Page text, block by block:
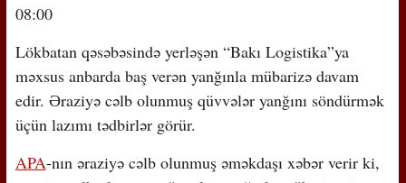
08:00
Lökbatan qəsəbəsində yerləşən “Bakı Logistika”ya
məxsus anbarda baş verən yanğınla mübarizə davam
edir. Əraziyə cəlb olunmuş qüvvələr yanğını söndürmək
üçün lazımı tədbirlər görür.
APA-nın əraziyə cəlb olunmuş əməkdaşı xəbər verir ki,